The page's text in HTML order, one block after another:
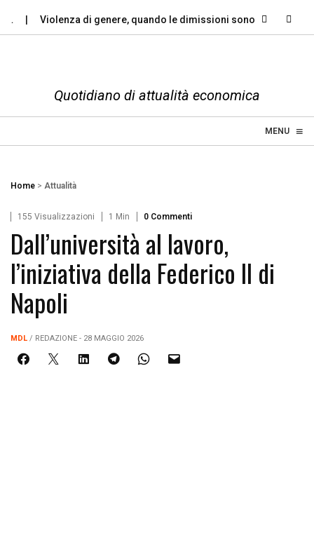
Violenza di genere, quando le dimissioni sono un…
Quotidiano di attualità economica
MENU ≡
☰
Home > Attualità
155 Visualizzazioni 1 Min 0 Commenti
Dall’università al lavoro,
l’iniziativa della Federico II di
Napoli
MDL / REDAZIONE - 28 MAGGIO 2026